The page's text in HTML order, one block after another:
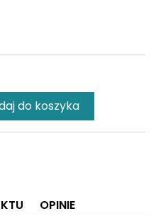
do koszyka
OPINIE